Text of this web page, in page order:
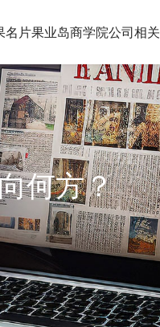
名片果业岛商学院公司相关
何方？